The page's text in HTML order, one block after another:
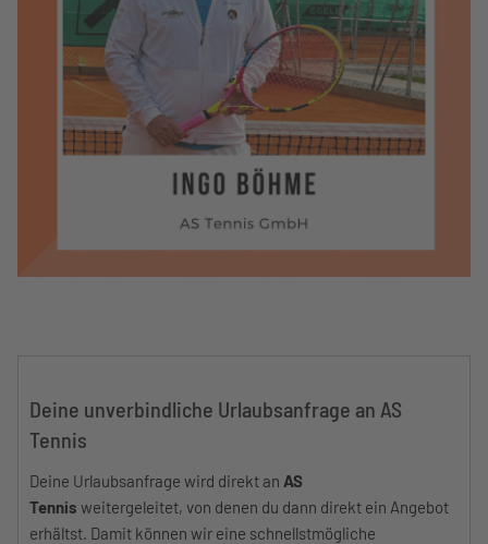
Deine unverbindliche Urlaubsanfrage an AS
Tennis
Deine Urlaubsanfrage wird direkt an AS
Tennis weitergeleitet, von denen du dann direkt ein Angebot
erhältst. Damit können wir eine schnellstmögliche